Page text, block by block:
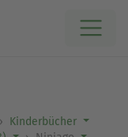
Kinderbücher